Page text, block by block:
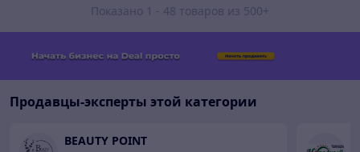
Показано 1 - 48 товаров из 500+
Продавцы-эксперты этой категории
BEAUTY POINT